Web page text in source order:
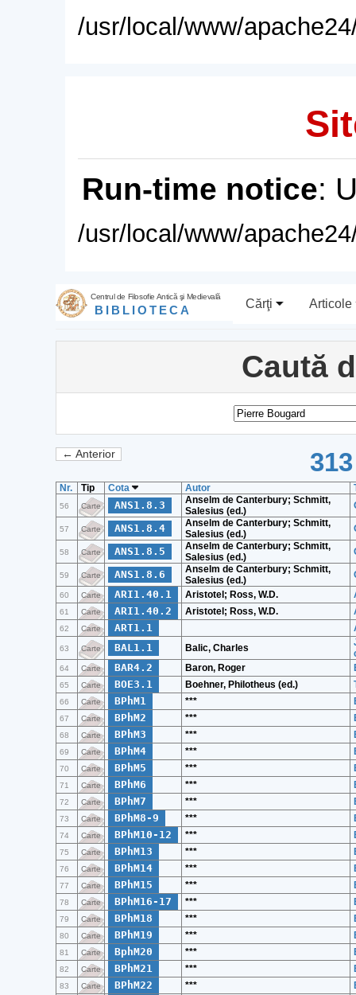
/usr/local/www/
Run-time notice:
/usr/local/www/
Centrul de Filosofie Antică şi Medievală
BIBLIOTECA Cărţi Articole
Caută
← Anterior
Nr. Tip Cota Autor
56 Carte ANS1.8.3
Anselm de Canterbury; Schmitt,
Salesius (ed.)
57 Carte ANS1.8.4
Anselm de Canterbury; Schmitt,
Salesius (ed.)
58 Carte ANS1.8.5
Anselm de Canterbury; Schmitt,
Salesius (ed.)
59 Carte ANS1.8.6
Anselm de Canterbury; Schmitt,
Salesius (ed.)
60 Carte ARI1.40.1 Aristotel; Ross, W.D.
61 Carte ARI1.40.2 Aristotel; Ross, W.D.
62 Carte ART1.1
63 Carte BAL1.1 Balic, Charles
64 Carte BAR4.2 Baron, Roger
65 Carte BOE3.1 Boehner, Philotheus (ed.)
66 Carte BPhM1 ***
67 Carte BPhM2 ***
68 Carte BPhM3 ***
69 Carte BPhM4 ***
70 Carte BPhM5 ***
71 Carte BPhM6 ***
72 Carte BPhM7 ***
73 Carte BPhM8-9 ***
74 Carte BPhM10-12 ***
75 Carte BPhM13 ***
76 Carte BPhM14 ***
77 Carte BPhM15 ***
78 Carte BPhM16-17 ***
79 Carte BPhM18 ***
80 Carte BPhM19 ***
81 Carte BphM20 ***
82 Carte BPhM21 ***
83 Carte BPhM22 ***